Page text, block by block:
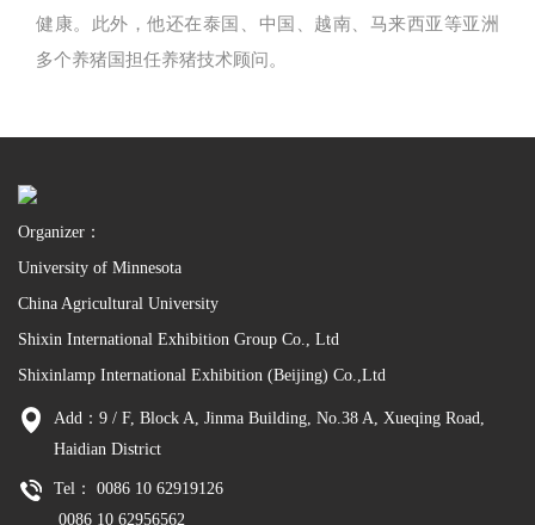
健康。此外，他还在泰国、中国、越南、马来西亚等亚洲
多个养猪国担任养猪技术顾问。
Organizer：
University of Minnesota
China Agricultural University
Shixin International Exhibition Group Co., Ltd
Shixinlamp International Exhibition (Beijing) Co.,Ltd
Add：9 / F, Block A, Jinma Building, No.38 A, Xueqing Road,
Haidian District
Tel： 0086 10 62919126
0086 10 62956562